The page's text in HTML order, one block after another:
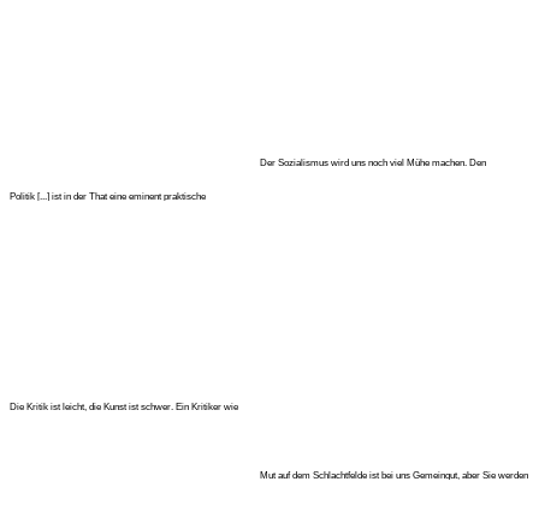
Politik [...] ist in der That eine eminent praktische
Der Sozialismus wird uns noch viel Mühe machen. Den
Die Kritik ist leicht, die Kunst ist schwer. Ein Kritiker wie
Mut auf dem Schlachtfelde ist bei uns Gemeingut, aber Sie werden